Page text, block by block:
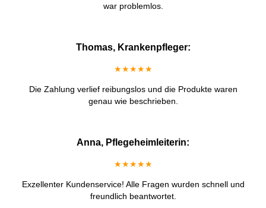
war problemlos.
Thomas, Krankenpfleger:
★★★★★
Die Zahlung verlief reibungslos und die Produkte waren
genau wie beschrieben.
Anna, Pflegeheimleiterin:
★★★★★
Exzellenter Kundenservice! Alle Fragen wurden schnell und
freundlich beantwortet.